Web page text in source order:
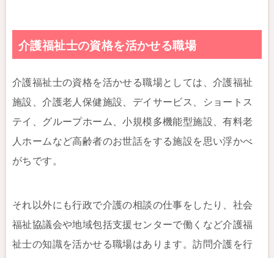
介護福祉士の資格を活かせる職場
介護福祉士の資格を活かせる職場としては、介護福祉
施設、介護老人保健施設、デイサービス、ショートス
テイ、グループホーム、小規模多機能型施設、有料老
人ホームなど高齢者のお世話をする施設を思い浮かべ
がちです。
それ以外にも行政で介護の相談の仕事をしたり、社会
福祉協議会や地域包括支援センターで働くなど介護福
祉士の知識を活かせる職場はあります。訪問介護を行